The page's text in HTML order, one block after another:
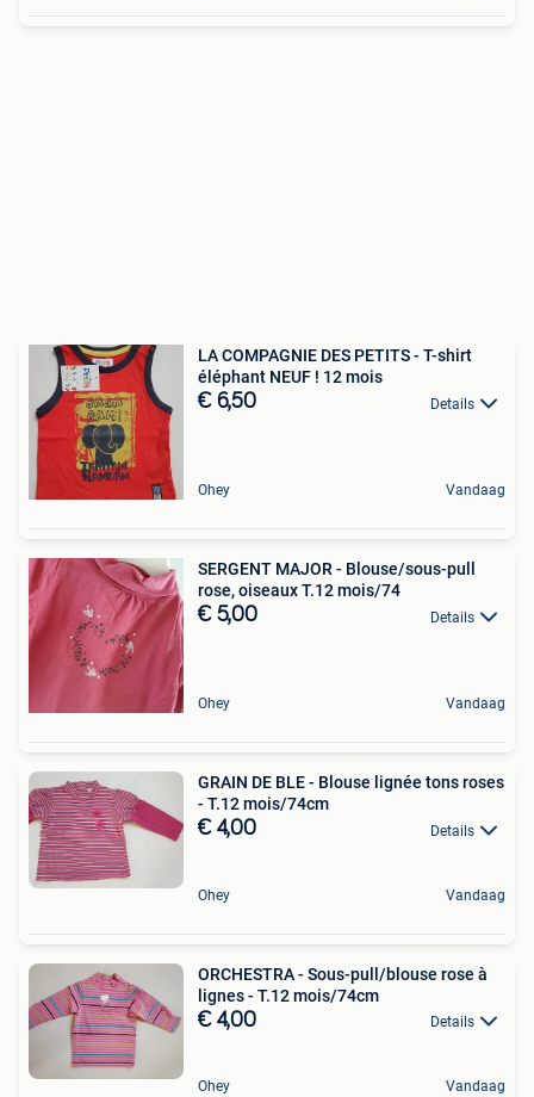
LA COMPAGNIE DES PETITS - T-shirt
éléphant NEUF ! 12 mois
€ 6,50 Details
Ohey Vandaag
SERGENT MAJOR - Blouse/sous-pull
rose, oiseaux T.12 mois/74
€ 5,00 Details
Ohey Vandaag
GRAIN DE BLE - Blouse lignée tons roses
- T.12 mois/74cm
€ 4,00 Details
Ohey Vandaag
ORCHESTRA - Sous-pull/blouse rose à
lignes - T.12 mois/74cm
€ 4,00 Details
Ohey Vandaag